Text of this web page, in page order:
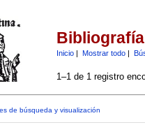
Inicio| Mostrar todo|
1–1 de 1 registro
de búsqueda y visualización